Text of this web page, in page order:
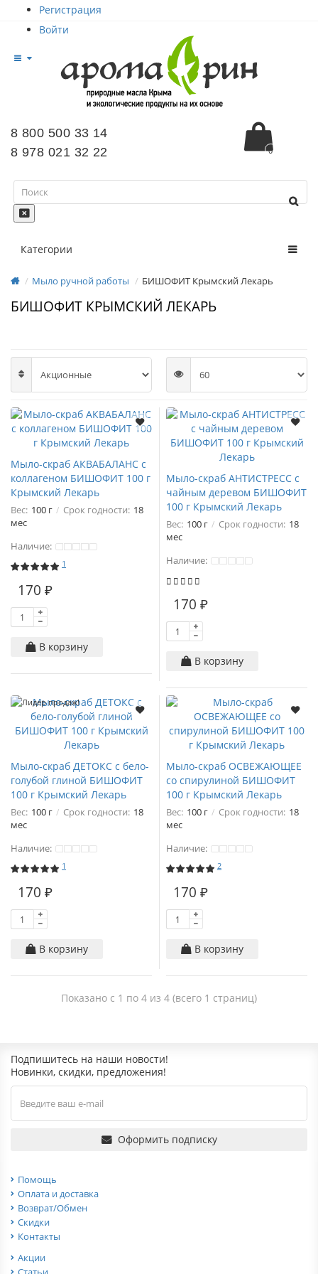
Регистрация
Войти
8 800 500 33 14
8 978 021 32 22
0
Категории
Мыло ручной работы БИШОФИТ Крымский Лекарь
БИШОФИТ КРЫМСКИЙ ЛЕКАРЬ
Мыло-скраб АКВАБАЛАНС с
коллагеном БИШОФИТ 100 г
Крымский Лекарь
Вес: 100 г Срок годности: 18
мес
Наличие:
1
170 ₽
В корзину
Мыло-скраб АНТИСТРЕСС с
чайным деревом БИШОФИТ
100 г Крымский Лекарь
Вес: 100 г Срок годности: 18
мес
Наличие:
170 ₽
В корзину
Лидер продаж!
Мыло-скраб ДЕТОКС с бело-
голубой глиной БИШОФИТ
100 г Крымский Лекарь
Вес: 100 г Срок годности: 18
мес
Наличие:
1
170 ₽
В корзину
Мыло-скраб ОСВЕЖАЮЩЕЕ
со спирулиной БИШОФИТ
100 г Крымский Лекарь
Вес: 100 г Срок годности: 18
мес
Наличие:
2
170 ₽
В корзину
Показано с 1 по 4 из 4 (всего 1 страниц)
Подпишитесь на наши новости!
Новинки, скидки, предложения!
Оформить подписку
Помощь
Оплата и доставка
Возврат/Обмен
Скидки
Контакты
Акции